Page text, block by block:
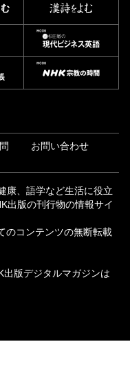
お問い合わせ
康、語学など生活に役立
出版の刊行物の情報サイ
のコンテンツの無断転載
版デジタルマガジンは